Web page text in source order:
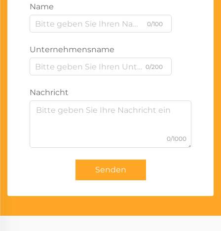
Name
0/100
Unternehmensname
0/200
Nachricht
0/1000
Senden